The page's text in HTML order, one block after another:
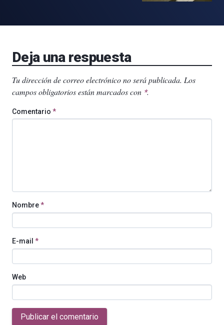
Deja una respuesta
Tu dirección de correo electrónico no será publicada. Los
campos obligatorios están marcados con *.
Comentario *
Nombre*
E-mail *
Web
Publicar el comentario